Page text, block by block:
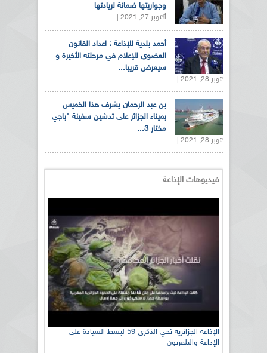
وجواريتها ضمانة لريادتها
أكتوبر 27, 2021 |
أحمد بلدية للإذاعة : اعداد القانون
العضوي للإعلام في مرحلته الأخيرة و
سيعرض قريبا...
أكتوبر 28, 2021 |
بن عبد الرحمان يشرف هذا الخميس
بميناء الجزائر على تدشين سفينة "باجي
مختار 3...
أكتوبر 28, 2021 |
فيديوهات الإذاعة
الإذاعة الجزائرية تحي الذكرى 59 لبسط السيادة على
الإذاعة والتلفزيون